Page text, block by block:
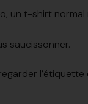
un t-shirt
saucissonner.